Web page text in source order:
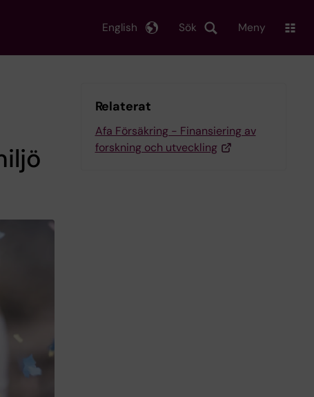
Sök
English Meny
Relaterat
Afa Försäkring - Finansiering av
forskning och utveckling